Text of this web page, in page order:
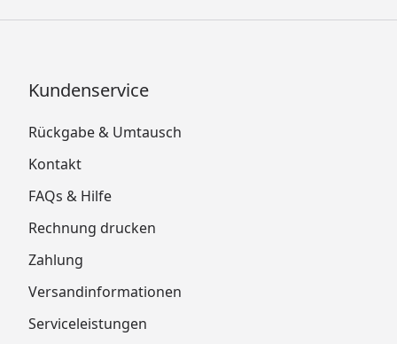
Kundenservice
Rückgabe & Umtausch
Kontakt
FAQs & Hilfe
Rechnung drucken
Zahlung
Versandinformationen
Serviceleistungen